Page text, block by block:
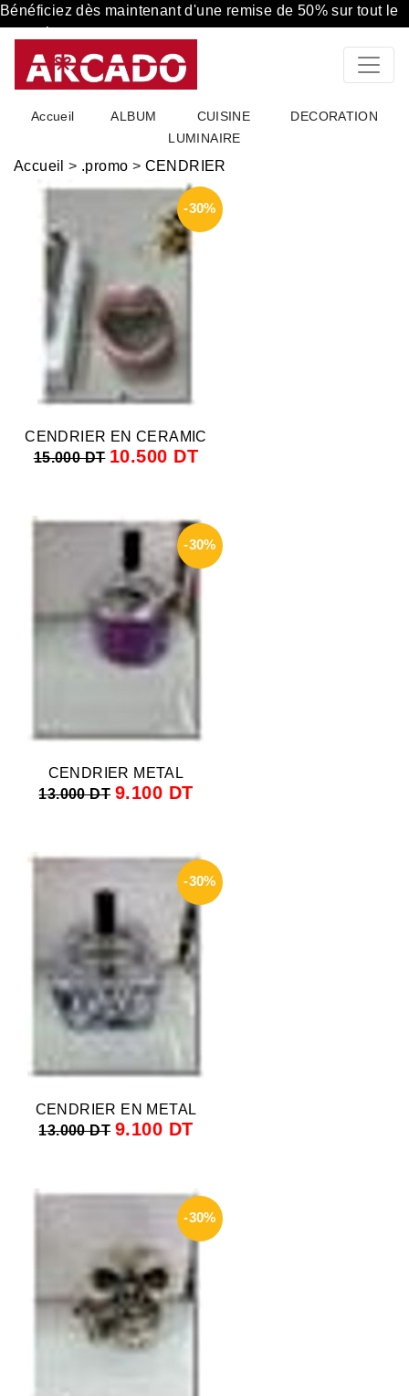
Bénéficiez dès maintenant d'une remise de 50% sur tout le
magasin
Accueil ALBUM CUISINE
DECORATION
LUMINAIRE
Accueil > .promo > CENDRIER
-30%
CENDRIER EN CERAMIC
15.000 DT 10.500 DT
-30%
CENDRIER METAL
13.000 DT 9.100 DT
-30%
CENDRIER EN METAL
13.000 DT 9.100 DT
-30%